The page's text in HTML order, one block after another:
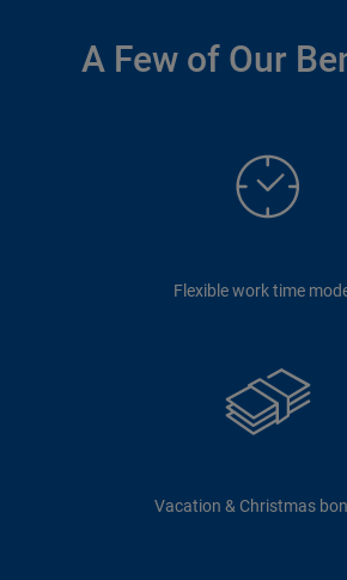
A Few of Our
Flexible work time
Vacation & Christmas